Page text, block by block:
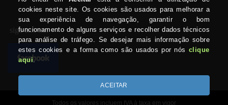
siga-nos no:
Todos os valores incluem IVA à taxa em vigor